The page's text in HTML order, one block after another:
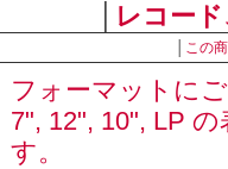
レコー
この
フォーマットに
7", 12", 10", LP
す。